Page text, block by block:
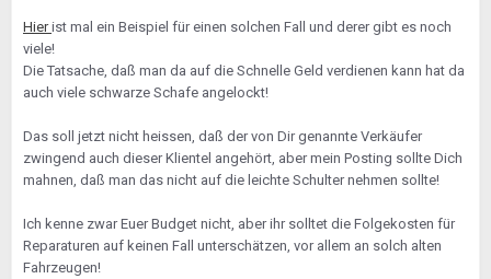
Hierist mal ein Beispiel für einen solchen Fall und derer gibt es noch
viele!
Die Tatsache, daß man da auf die Schnelle Geld verdienen kann hat da
auch viele schwarze Schafe angelockt!
Das soll jetzt nicht heissen, daß der von Dir genannte Verkäufer
zwingend auch dieser Klientel angehört, aber mein Posting sollte Dich
mahnen, daß man das nicht auf die leichte Schulter nehmen sollte!
Ich kenne zwar Euer Budget nicht, aber ihr solltet die Folgekosten für
Reparaturen auf keinen Fall unterschätzen, vor allem an solch alten
Fahrzeugen!